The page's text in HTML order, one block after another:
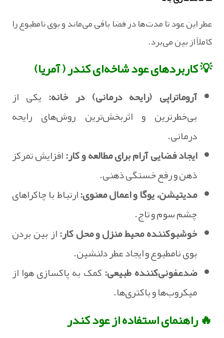
عطر این عود تا مدت‌ها در فضا باقی می‌ماند و بوی نامطبوع را
کاملاً از بین می‌برد.
💡 کاربردهای عود شاخه‌ای کندر ( آمریا)
آروماتراپی (رایحه درمانی) در خانه: یکی از
بی‌خطرترین و اثربخش‌ترین روش‌های رایحه
درمانی.
ایجاد فضایی آرام برای مطالعه و کار:افزایش تمرکز
ذهن و رفع خستگی ذهنی.
مدیتیشن، یوگا و اعمال معنوی:ارتباط با چاکراهای
چشم سوم و تاج.
خوشبوکننده محیط منزل و محل کار:از بین بردن
بوی نامطبوع و ایجاد عطر دلنشین.
ضدعفونی‌کننده طبیعی:کمک به پاکسازی هوا از
میکروب‌ها و باکتری‌ها.
🔥 راهنمای استفاده از عود کندر